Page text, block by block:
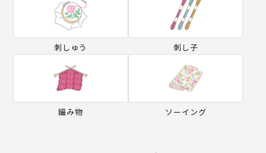
刺しゅう 刺し子
編み物 ソーイング